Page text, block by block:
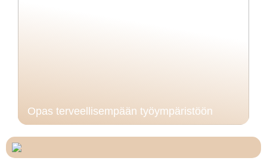
Opas terveellisempään työympäristöön